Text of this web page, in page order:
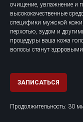
очищение, увлажнение и
высококачественные
специфики мужской
перхотью, зудом и
процедуры ваша кожа
волосы станут
ЗАПИСАТЬСЯ
Продолжительность: 30